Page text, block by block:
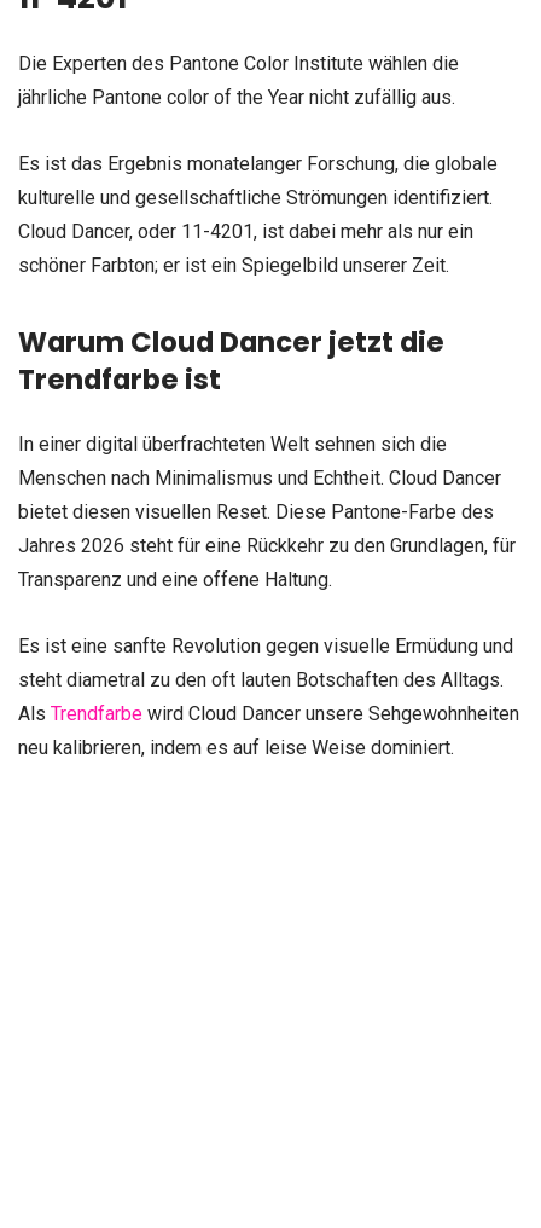
Die Experten des Pantone Color Institute wählen die
jährliche Pantone color of the Year nicht zufällig aus.
Es ist das Ergebnis monatelanger Forschung, die globale
kulturelle und gesellschaftliche Strömungen identifiziert.
Cloud Dancer, oder 11-4201, ist dabei mehr als nur ein
schöner Farbton; er ist ein Spiegelbild unserer Zeit.
Warum Cloud Dancer jetzt die
Trendfarbe ist
In einer digital überfrachteten Welt sehnen sich die
Menschen nach Minimalismus und Echtheit. Cloud Dancer
bietet diesen visuellen Reset. Diese Pantone-Farbe des
Jahres 2026 steht für eine Rückkehr zu den Grundlagen, für
Transparenz und eine offene Haltung.
Es ist eine sanfte Revolution gegen visuelle Ermüdung und
steht diametral zu den oft lauten Botschaften des Alltags.
Als Trendfarbe wird Cloud Dancer unsere Sehgewohnheiten
neu kalibrieren, indem es auf leise Weise dominiert.